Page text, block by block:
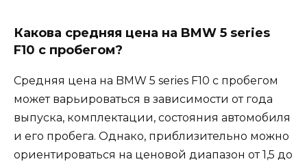
Какова средняя цена на BMW 5 series
F10 с пробегом?
Средняя цена на BMW 5 series F10 с пробегом
может варьироваться в зависимости от года
выпуска, комплектации, состояния автомобиля
и его пробега. Однако, приблизительно можно
ориентироваться на ценовой диапазон от 1,5 до